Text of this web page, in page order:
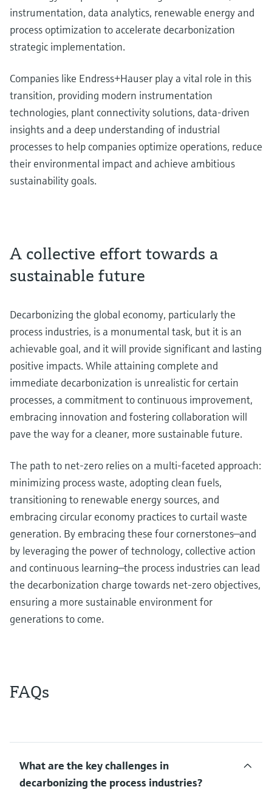
instrumentation, data analytics, renewable energy and
process optimization to accelerate decarbonization
strategic implementation.
Companies like Endress+Hauser play a vital role in this
transition, providing modern instrumentation
technologies, plant connectivity solutions, data-driven
insights and a deep understanding of industrial
processes to help companies optimize operations, reduce
their environmental impact and achieve ambitious
sustainability goals.
A collective effort towards a
sustainable future
Decarbonizing the global economy, particularly the
process industries, is a monumental task, but it is an
achievable goal, and it will provide significant and lasting
positive impacts. While attaining complete and
immediate decarbonization is unrealistic for certain
processes, a commitment to continuous improvement,
embracing innovation and fostering collaboration will
pave the way for a cleaner, more sustainable future.
The path to net-zero relies on a multi-faceted approach:
minimizing process waste, adopting clean fuels,
transitioning to renewable energy sources, and
embracing circular economy practices to curtail waste
generation. By embracing these four cornerstones—and
by leveraging the power of technology, collective action
and continuous learning—the process industries can lead
the decarbonization charge towards net-zero objectives,
ensuring a more sustainable environment for
generations to come.
FAQs
What are the key challenges in
decarbonizing the process industries?